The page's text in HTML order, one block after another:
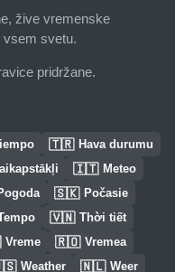
žive vremenske
vsem svetu.
pridržane.
🇹🇷 Hava durumu
🇮🇹 Meteo
🇸🇰 Počasie
🇻🇳 Thời tiết
Vreme 🇷🇴 Vremea
Weather 🇳🇱 Weer